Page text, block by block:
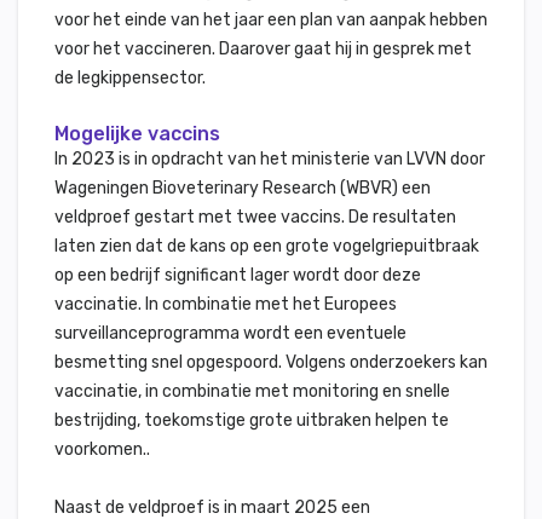
voor het einde van het jaar een plan van aanpak hebben
voor het vaccineren. Daarover gaat hij in gesprek met
de legkippensector.
Mogelijke vaccins
In 2023 is in opdracht van het ministerie van LVVN door
Wageningen Bioveterinary Research (WBVR) een
veldproef gestart met twee vaccins. De resultaten
laten zien dat de kans op een grote vogelgriepuitbraak
op een bedrijf significant lager wordt door deze
vaccinatie. In combinatie met het Europees
surveillanceprogramma wordt een eventuele
besmetting snel opgespoord. Volgens onderzoekers kan
vaccinatie, in combinatie met monitoring en snelle
bestrijding, toekomstige grote uitbraken helpen te
voorkomen..
Naast de veldproef is in maart 2025 een